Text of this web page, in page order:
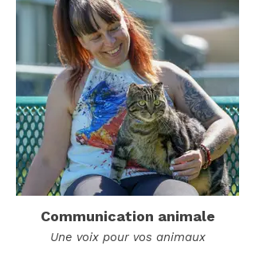
Communication animale
Une voix pour vos animaux